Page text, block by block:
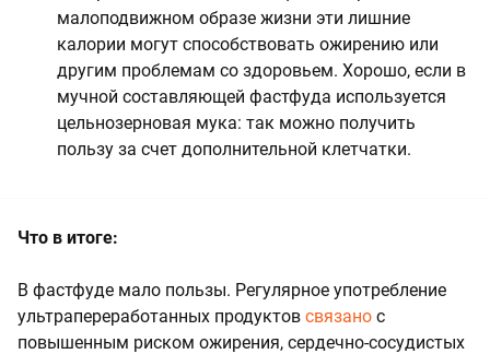
малоподвижном образе жизни эти лишние
калории могут способствовать ожирению или
другим проблемам со здоровьем. Хорошо, если в
мучной составляющей фастфуда используется
цельнозерновая мука: так можно получить
пользу за счет дополнительной клетчатки.
Что в итоге:
В фастфуде мало пользы. Регулярное употребление
ультрапереработанных продуктов связано с
повышенным риском ожирения, сердечно-сосудистых